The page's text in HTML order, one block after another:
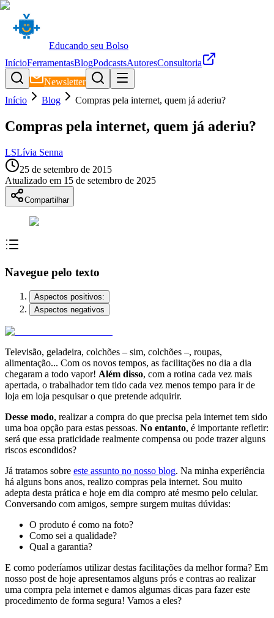
Educando seu Bolso
InícioFerramentasBlogPodcastsAutoresConsultoria
Newsletter
Início
Blog Compras pela internet, quem já aderiu?
Compras pela internet, quem já aderiu?
LSLívia Senna
25 de setembro de 2015
Atualizado em 15 de setembro de 2025
Compartilhar
Navegue pelo texto
Aspectos positivos:
Aspectos negativos
Televisão, geladeira, colchões – sim, colchões –, roupas,
alimentação... Com os novos tempos, as facilitações no dia a dia
chegaram a todo vapor! Além disso, com a rotina cada vez mais
apertada, o trabalhador tem tido cada vez menos tempo para ir de
loja em loja pesquisar o que pretende adquirir.
Desse modo, realizar a compra do que precisa pela internet tem sido
uma boa opção para estas pessoas. No entanto, é importante refletir:
será que essa praticidade realmente compensa ou pode trazer alguns
riscos escondidos?
Já tratamos sobre este assunto no nosso blog. Na minha experiência
há alguns bons anos, realizo compras pela internet. Sou muito
adepta desta prática e hoje em dia compro até mesmo pelo celular.
Conversando com amigos, sempre surgem muitas dúvidas:
O produto é como na foto?
Como sei a qualidade?
Qual a garantia?
E como poderíamos utilizar destas facilitações da melhor forma? Em
nosso post de hoje apresentamos alguns prós e contras ao realizar
uma compra pela internet e damos algumas dicas para fazer este
procedimento de forma segura! Vamos a eles?